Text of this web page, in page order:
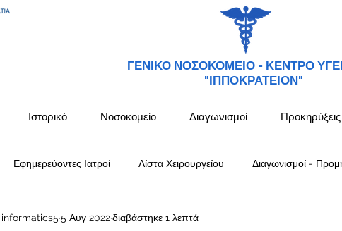
ΓΕΝΙΚΟ ΝΟΣΟΚΟΜΕΙΟ - ΚΕΝΤΡΟ
"ΙΠΠΟΚΡΑΤΕΙΟΝ"
Ιστορικό Νοσοκομείο Διαγωνισμοί
Εφημερεύοντες Ιατροί Λίστα Χειρουργείου Διαγωνισμοί -
informatics5 5 Αυγ 2022διαβάστηκε 1 λεπτά